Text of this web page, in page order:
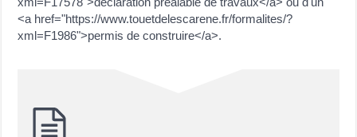
<a href="https://www.touetdelescarene.fr/formalites/?
xml=F1986">permis de construire</a>.